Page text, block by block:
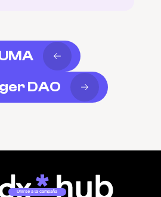
DAO
Unirse a la campaña